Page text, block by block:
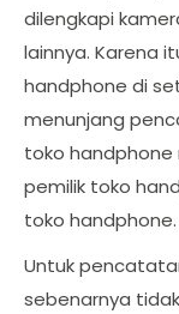
dilengkapi
lainnya. Karena
handphone di
menunjang
toko handphone
pemilik toko
toko handphone.
Untuk
sebenarnya